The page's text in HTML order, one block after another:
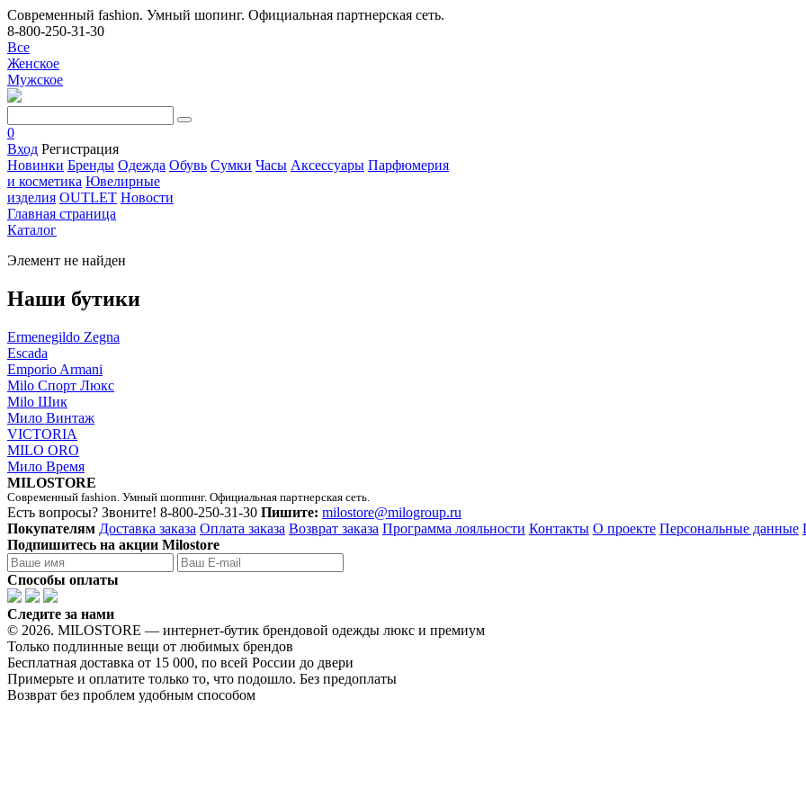
Современный fashion. Умный шопинг. Официальная партнерская сеть.
8-800-250-31-30
Все
Женское
Мужское
0
Вход Регистрация
Новинки Бренды Одежда Обувь Сумки Часы Аксессуары Парфюмерия
и косметика Ювелирные
изделия OUTLET Новости
Главная страница
Каталог
Элемент не найден
Наши бутики
Ermenegildo Zegna
Escada
Emporio Armani
Milo Спорт Люкс
Milo Шик
Мило Винтаж
VICTORIA
MILO ORO
Мило Время
MILOSTORE
Современный fashion. Умный шоппинг. Официальная партнерская сеть.
Есть вопросы? Звоните! 8-800-250-31-30 Пишите: milostore@milogroup.ru
Покупателям Доставка заказа Оплата заказа Возврат заказа Программа лояльности Контакты О проекте Персональные данные
Подпишитесь на акции Milostore
Способы оплаты
Следите за нами
© 2026. MILOSTORE — интернет-бутик брендовой одежды люкс и премиум
Только подлинные вещи от любимых брендов
Бесплатная доставка от 15 000, по всей России до двери
Примерьте и оплатите только то, что подошло. Без предоплаты
Возврат без проблем удобным способом